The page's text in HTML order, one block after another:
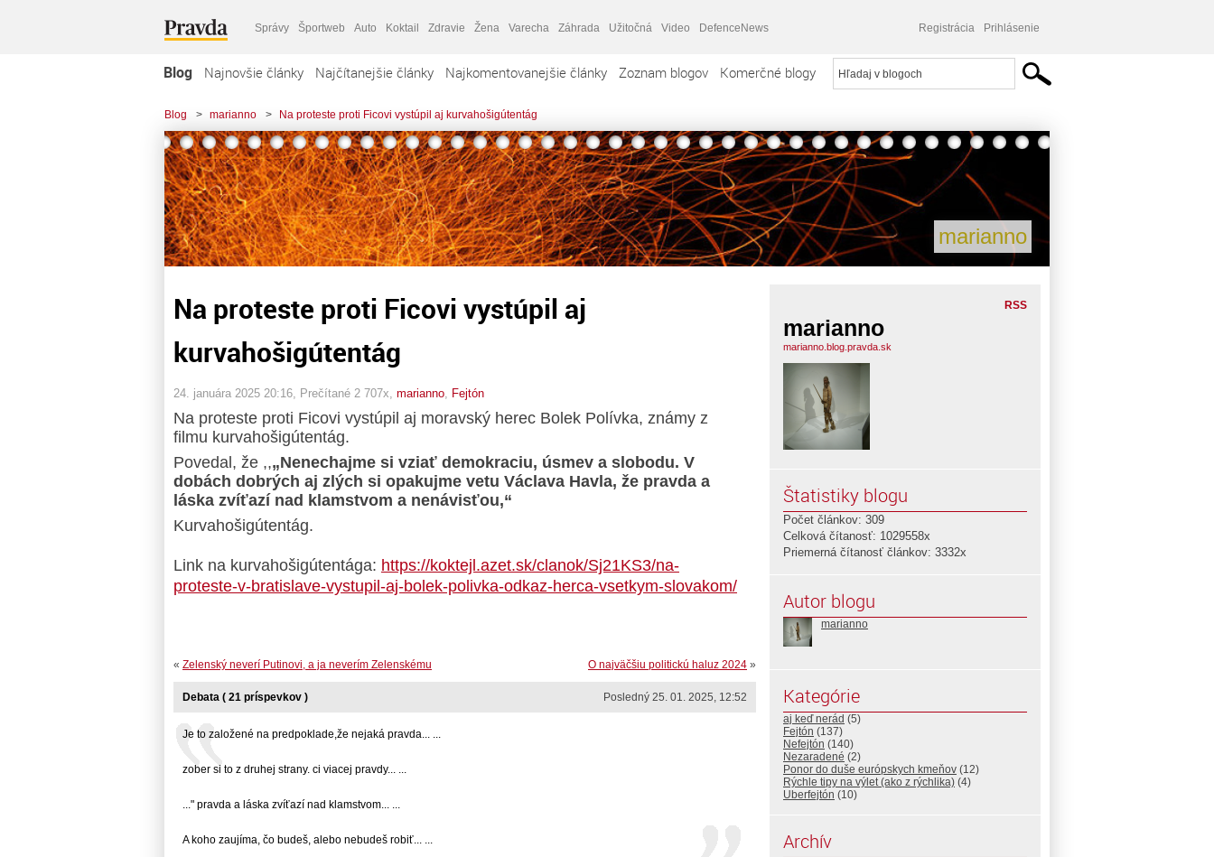
Správy Športweb Auto Koktail Zdravie Žena Varecha Záhrada Užitočná Video DefenceNews Registrácia Prihlásenie
Blog Najnovšie články Najčítanejšie články Najkomentovanejšie články Zoznam blogov Komerčné blogy
Blog > marianno > Na proteste proti Ficovi vystúpil aj kurvahošigútentág
marianno
Na proteste proti Ficovi vystúpil aj
kurvahošigútentág
24. januára 2025 20:16 , Prečítané 2 707x, marianno Fejtón
Na proteste proti Ficovi vystúpil aj moravský herec Bolek Polívka, známy z
filmu kurvahošigútentág.
Povedal, že ,,„Nenechajme si vziať demokraciu, úsmev a slobodu. V
dobách dobrých aj zlých si opakujme vetu Václava Havla, že pravda a
láska zvíťazí nad klamstvom a nenávisťou,“
Kurvahošigútentág.
Link na kurvahošigútentága: https://koktejl.azet.sk/clanok/Sj21KS3/na-
proteste-v-bratislave-vystupil-aj-bolek-polivka-odkaz-herca-vsetkym-slovakom/
O najväčšiu politickú haluz 2024 »
« Zelenský neverí Putinovi, a ja neverím Zelenskému
Posledný 25. 01. 2025, 12:52
Debata ( 21 príspevkov )
Je to založené na predpoklade,že nejaká pravda... ...
zober si to z druhej strany. ci viacej pravdy... ...
..." pravda a láska zvíťazí nad klamstvom... ...
A koho zaujíma, čo budeš, alebo nebudeš robiť... ...
RSS
marianno
marianno.blog.pravda.sk
Štatistiky blogu
Počet článkov: 309
Celková čítanosť: 1029558x
Priemerná čítanosť článkov: 3332x
Autor blogu
marianno
Kategórie
aj keď nerád (5)
Fejtón (137)
Nefejtón (140)
Nezaradené (2)
Ponor do duše európskych kmeňov (12)
Rýchle tipy na výlet (ako z rýchlika) (4)
Uberfejtón (10)
Archív